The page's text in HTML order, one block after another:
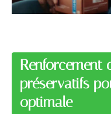
Renforcement
préservatifs
optimale